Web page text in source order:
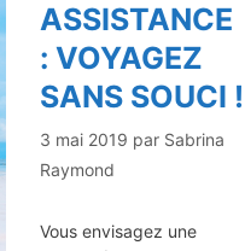
ASSISTANCE
: VOYAGEZ
SANS SOUCI !
3 mai 2019 par Sabrina
Raymond
Vous envisagez une